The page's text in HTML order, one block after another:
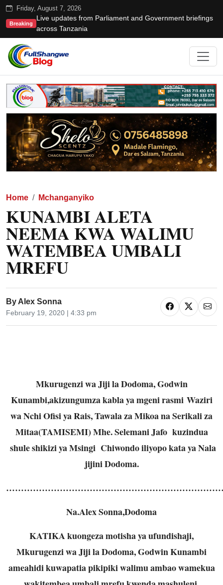
Friday, August 7, 2026
Breaking
Live updates from Parliament and Government briefings
across Tanzania
Home Mchanganyiko
KUNAMBI ALETA
NEEMA KWA WALIMU
WATEMBEA UMBALI
MREFU
By Alex Sonna
February 19, 2020 | 4:33 pm
Mkurugenzi wa Jiji la Dodoma, Godwin
Kunambi,akizungumza kabla ya mgeni rasmi Waziri
wa Nchi Ofisi ya Rais, Tawala za Mikoa na Serikali za
Mitaa(TAMISEMI) Mhe. Selemani Jafo kuzindua
shule shikizi ya Msingi Chiwondo iliyopo kata ya Nala
jijini Dodoma.
Na.Alex Sonna,Dodoma
KATIKA kuongeza motisha ya ufundishaji,
Mkurugenzi wa Jiji la Dodoma, Godwin Kunambi
ameahidi kuwapatia pikipiki walimu ambao wamekua